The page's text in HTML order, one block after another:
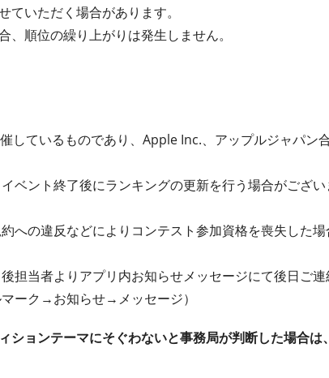
ていただく場合があります。
、順位の繰り上がりは発生しません。
しているものであり、Apple Inc.、アップルジャパン
ベント終了後にランキングの更新を行う場合がござ
への違反などによりコンテスト参加資格を喪失した
担当者よりアプリ内お知らせメッセージにて後日ご
ーク→お知らせ→メッセージ）
ションテーマにそぐわないと事務局が判断した場合